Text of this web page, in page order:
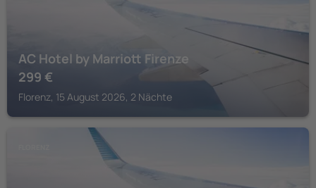
AC Hotel by Marriott Firenze
299 €
Florenz, 15 August 2026, 2 Nächte